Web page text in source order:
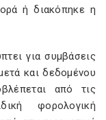
ή διακόπηκε η
για συμβάσεις
και δεδομένου
από τις
φορολογική